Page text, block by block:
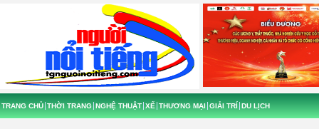
TRANG CHỦ THỜI TRANG NGHỆ THUẬT XẾ THƯƠNG MẠI GIẢI TRÍ DU LỊCH